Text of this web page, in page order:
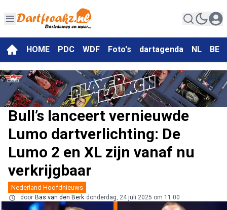
HOME PDC WDF Foto's dartagenda NL BE
Bull’s lanceert vernieuwde
Lumo dartverlichting: De
Lumo 2 en XL zijn vanaf nu
verkrijgbaar
Nederland Hoofdnieuws
door Bas van den Berk donderdag, 24 juli 2025 om 11:00